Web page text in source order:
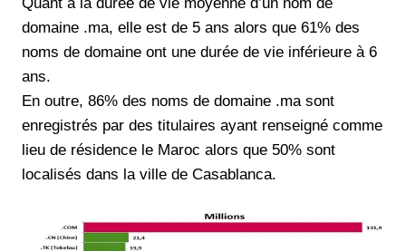
domaine .ma, elle est de 5 ans alors que 61% des
noms de domaine ont une durée de vie inférieure à 6
ans.
En outre, 86% des noms de domaine .ma sont
enregistrés par des titulaires ayant renseigné comme
lieu de résidence le Maroc alors que 50% sont
localisés dans la ville de Casablanca.